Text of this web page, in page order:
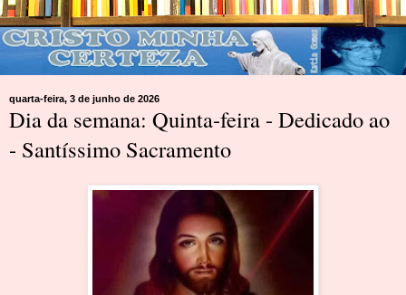
quarta-feira, 3 de junho de 2026
Dia da semana: Quinta-feira - Dedicado ao
- Santíssimo Sacramento